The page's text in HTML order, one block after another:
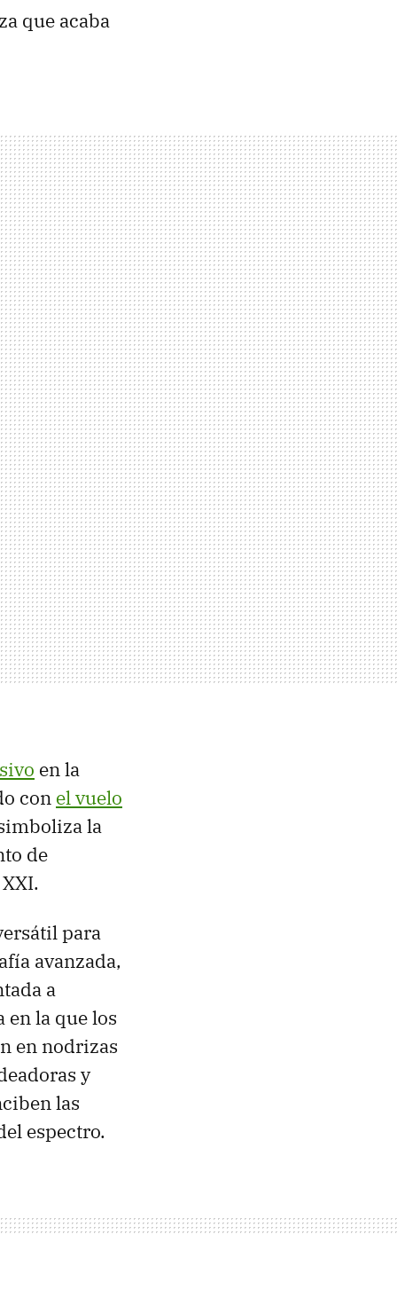
que acaba
en la
con el vuelo
la
de
para
avanzada,
a
la que los
en nodrizas
y
las
espectro.